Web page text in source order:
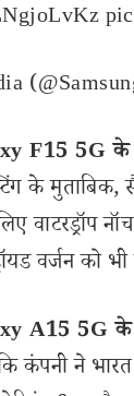
F15 5G के
के
वर्जन को
A15 5G के
कंपनी ने